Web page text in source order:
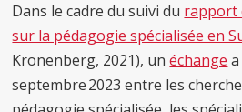
Dans le cadre du suivi du rapport
sur la pédagogie spécialisée en
Kronenberg, 2021), unéchange
septembre 2023 entre les